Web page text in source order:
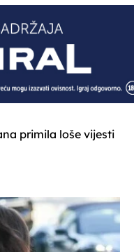
primila loše vijesti